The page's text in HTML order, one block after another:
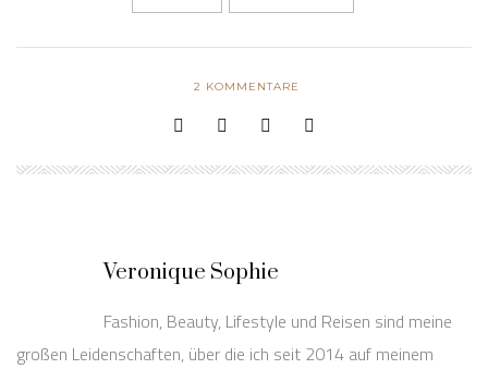
2 KOMMENTARE
Veronique Sophie
Fashion, Beauty, Lifestyle und Reisen sind meine
großen Leidenschaften, über die ich seit 2014 auf meinem